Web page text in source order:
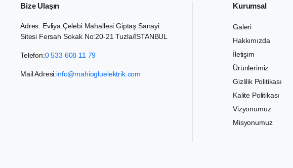
Bize Ulaşın
Adres: Evliya Çelebi Mahallesi Giptaş Sanayi
Sitesi Fersah Sokak No:20-21 Tuzla/İSTANBUL
Telefon:0 533 608 11 79
Mail Adresi:info@mahiogluelektrik.com
Kurumsal
Galeri
Hakkımızda
İletişim
Ürünlerimiz
Gizlilik Politikası
Kalite Politikası
Vizyonumuz
Misyonumuz